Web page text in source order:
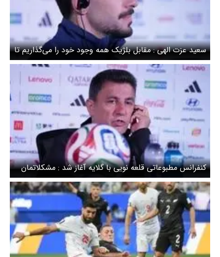
سعید عزت الهی : مقابل بلژیک همه وجود خود را می‌گذاریم تا
باعث افتخار ایرانی‌ها شویم
کنفرانس مطبوعاتی قلعه نویی با گلایه آغاز شد : مشکلاتمان
بیشتر شد اما آماده تر هستیم